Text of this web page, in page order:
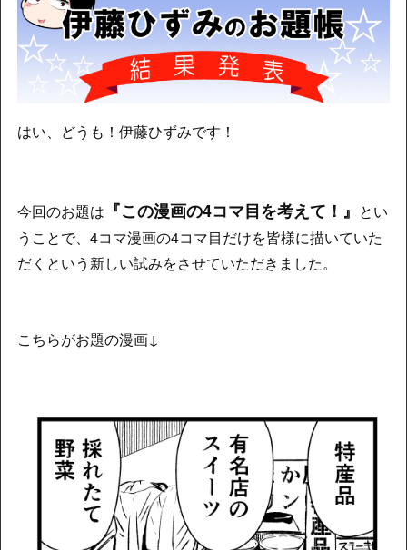
はい、どうも！伊藤ひずみです！
今回のお題は 『この漫画の4コマ目を考えて！』 とい
うことで、4コマ漫画の4コマ目だけを皆様に描いていた
だくという新しい試みをさせていただきました。
こちらがお題の漫画↓